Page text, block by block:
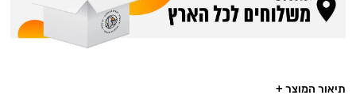
תיאור המוצר +